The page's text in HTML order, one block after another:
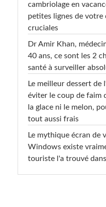
cambriolage en
petites lignes de
cruciales
Dr Amir Khan,
40 ans, ce sont les 2
santé à surveiller
Le meilleur dessert de
éviter le coup de faim
la glace ni le melon,
tout aussi frais
Le mythique écran de
Windows existe
touriste l'a trouvé